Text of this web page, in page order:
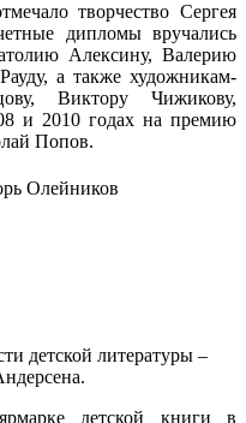
творчество Сергея
дипломы вручались
Алексину, Валерию
а также художникам-
Виктору Чижикову,
и 2010 годах на премию
Попов.
детской литературы –
детской книги в